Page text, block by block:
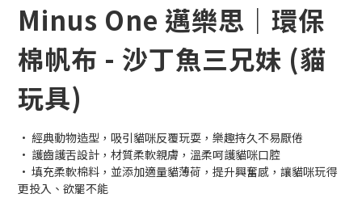
Minus One 邁樂思｜環保
棉帆布 - 沙丁魚三兄妹 (貓
玩具)
· 經典動物造型，吸引貓咪反覆玩耍，樂趣持久不易厭倦
· 護齒護舌設計，材質柔軟親膚，溫柔呵護貓咪口腔
· 填充柔軟棉料，並添加適量貓薄荷，提升興奮感，讓貓咪玩得
更投入、欲罷不能